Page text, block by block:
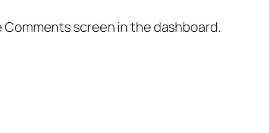
screen in the dashboard.